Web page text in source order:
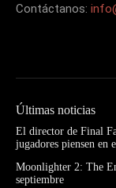
Contáctanos:
Últimas noticias
El director de Final
jugadores piensen en
Moonlighter 2: The
septiembre